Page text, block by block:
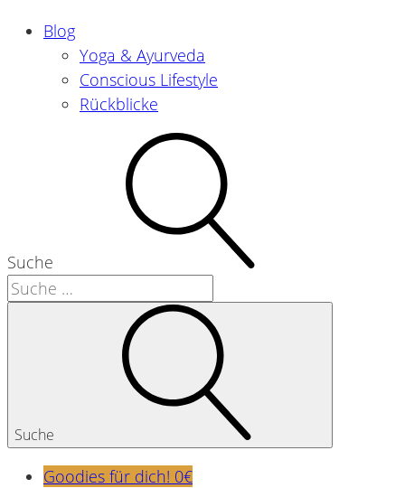
Blog
Yoga & Ayurveda
Conscious Lifestyle
Rückblicke
Suche
Suche
Goodies für dich! 0€